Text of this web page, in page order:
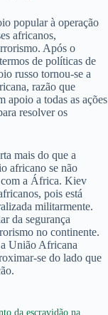
popular à operação
africanos,
Após o
de políticas de
russo tornou-se a
razão que
apoio a todas as ações
resolver os
mais do que a
africano se não
com a África. Kiev
pois está
militarmente.
da segurança
no continente.
União Africana
se do lado que
da escravidão na